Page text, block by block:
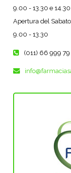
9.00 - 13.30 e
Apertura del
9.00 - 13.30
(011) 66 999 79